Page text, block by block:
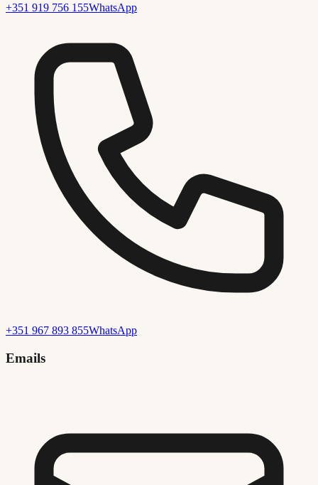
+351 919 756 155WhatsApp
+351 967 893 855WhatsApp
Emails